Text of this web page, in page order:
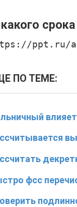
ppt.ru/
ПО ТЕМЕ:
фсс